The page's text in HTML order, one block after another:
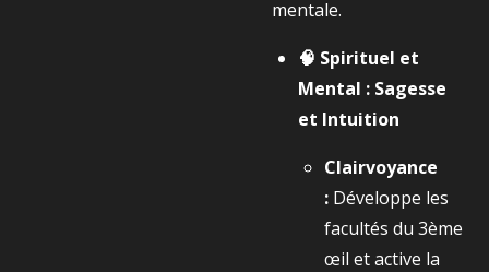
mentale.
🧠 Spirituel et
Mental : Sagesse
et Intuition
Clairvoyance
: Développe les
facultés du 3ème
œil et active la